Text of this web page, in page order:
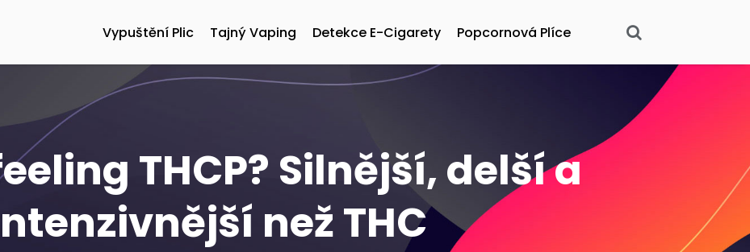
Vypuštění Plic Tajný Vaping Detekce E-Cigarety Popcornová Plíce
THCP? Silnější, delší a
než THC